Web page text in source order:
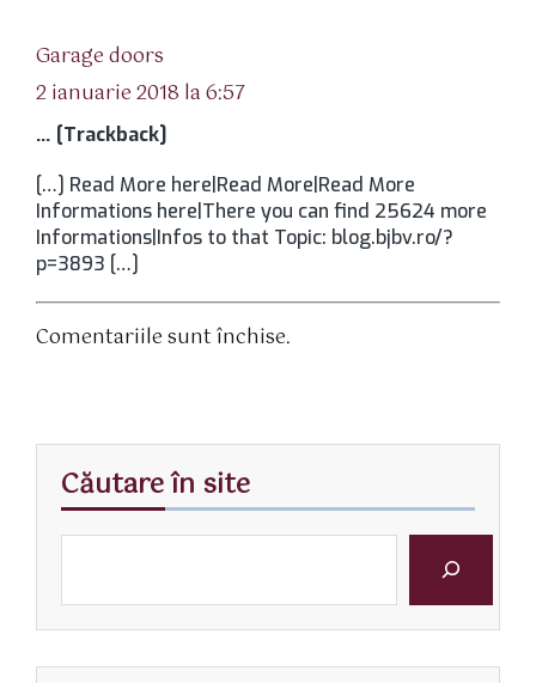
Garage doors
2 ianuarie 2018 la 6:57
… [Trackback]
[…] Read More here|Read More|Read More
Informations here|There you can find 25624 more
Informations|Infos to that Topic: blog.bjbv.ro/?
p=3893 […]
Comentariile sunt închise.
Căutare în site